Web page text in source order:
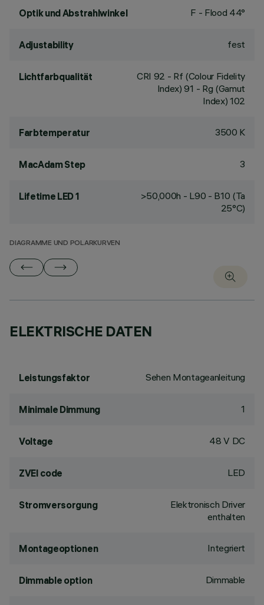
Optik und Abstrahlwinkel F - Flood 44°
Adjustability fest
Lichtfarbqualität CRI 92 - Rf (Colour Fidelity
Index) 91 - Rg (Gamut
Index) 102
Farbtemperatur 3500 K
MacAdam Step 3
Lifetime LED 1
>50,000h - L90 - B10 (Ta
25°C)
DIAGRAMME UND POLARKURVEN
ELEKTRISCHE DATEN
Leistungsfaktor Sehen Montageanleitung
Minimale Dimmung 1
Voltage 48 V DC
ZVEI code LED
Stromversorgung
Elektronisch Driver
enthalten
Montageoptionen Integriert
Dimmable option Dimmable